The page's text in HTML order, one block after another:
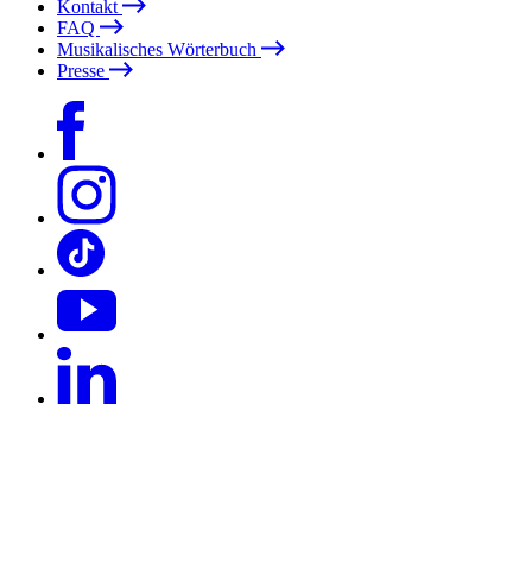
Kontakt
FAQ
Musikalisches Wörterbuch
Presse